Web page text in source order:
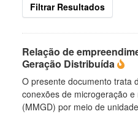
Filtrar Resultados
Relação de
Geração Distribuída
O presente documento trata
conexões de microgeração
(MMGD) por meio de